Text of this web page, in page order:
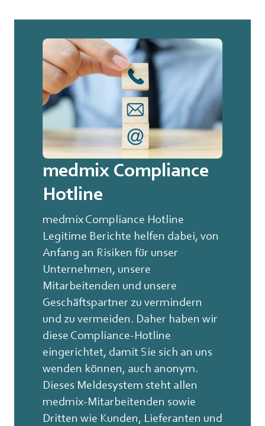
medmix Compliance
Hotline
medmix Compliance Hotline
Legitime Berichte helfen dabei, von
Anfang an Risiken für unser
Unternehmen, unsere
Mitarbeitenden und unsere
Geschäftspartner zu vermindern
und zu vermeiden. Daher haben wir
diese Compliance-Hotline
eingerichtet, damit Sie sich an uns
wenden können, auch anonym.
Dieses Meldesystem steht allen
medmix-Mitarbeitenden sowie
Dritten wie Kunden, Lieferanten und